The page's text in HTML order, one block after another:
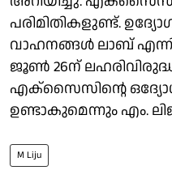
പരിമിതികളുണ്ട്.
വാഹനങ്ങൾ ലാബ്
ജൂൺ 26ന്
എക്സൈസിൻ്റെ
ഉണ്ടാകുമെന്നും എം.
M Liju